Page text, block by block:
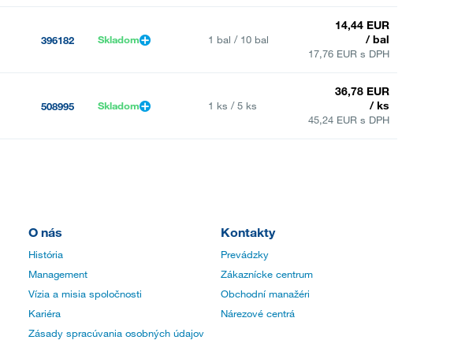
396182 Skladom 1 bal / 10 bal
14,44 EUR
/ bal
17,76 EUR s DPH
508995 Skladom 1 ks / 5 ks
36,78 EUR
/ ks
45,24 EUR s DPH
O nás
História
Management
Vízia a misia spoločnosti
Kariéra
Zásady spracúvania osobných údajov
Kontakty
Prevádzky
Zákaznícke centrum
Obchodní manažéri
Nárezové centrá